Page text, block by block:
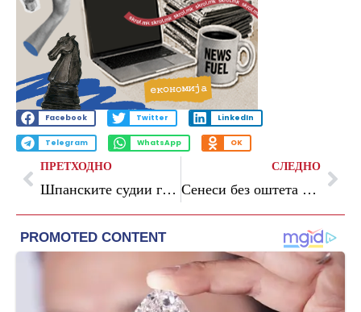
Facebook Twitter LinkedIn
Telegram WhatsApp OK
ПРЕТХОДНО
Шпанските судии го кренаа гласот против Флорентино: Бараме дисциплинска постапка за клевета
СЛЕДНО
Сенеси без оштета ќе го напушти Борнмут